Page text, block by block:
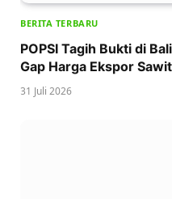
BERITA TERBARU
POPSI Tagih Bukti di
Gap Harga Ekspor Sawit
31 Juli 2026